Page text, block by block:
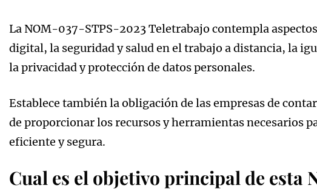
La NOM-037-STPS-2023 Teletrabajo contempla
digital, la seguridad y salud en el trabajo a distancia, la
la privacidad y protección de datos personales.
Establece también la obligación de las empresas de
de proporcionar los recursos y herramientas necesarios
eficiente y segura.
Cual es el objetivo principal de esta